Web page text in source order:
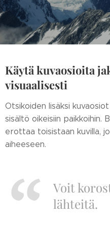
Käytä kuvaosioita
visuaalisesti
Otsikoiden lisäksi
sisältö oikeisiin paikkoihin.
erottaa toisistaan kuvilla,
aiheeseen.
Voit
lähteitä.